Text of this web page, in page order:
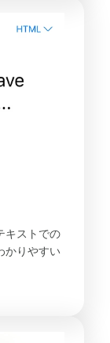
キストでの
かりやすい